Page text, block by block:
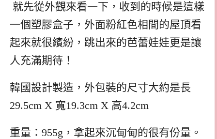
就先從外觀來看一下，收到的時候是這樣
一個塑膠盒子，外面粉紅色相間的屋頂看
起來就很繽紛，跳出來的芭蕾娃娃更是讓
人充滿期待！
韓國設計製造，外包裝的尺寸大約是長
29.5cm X 寬19.3cm X 高4.2cm
重量：955g，拿起來沉甸甸的很有份量。